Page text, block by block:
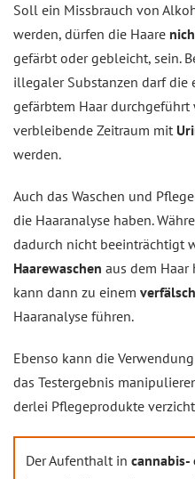
Soll ein Missbrauch von
werden, dürfen die Haare
gefärbt oder gebleicht, sein.
illegaler Substanzen darf die
gefärbtem Haar durchgeführt
verbleibende Zeitraum mit
werden.
Auch das Waschen und
die Haaranalyse haben.
dadurch nicht beeinträchtigt
Haarewaschen aus dem Haar
kann dann zu einem
Haaranalyse führen.
Ebenso kann die Verwendung
das Testergebnis
derlei Pflegeprodukte
Der Aufenthalt in